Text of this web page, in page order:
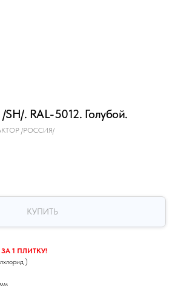
SH/. RAL-5012. Голубой.
/РОССИЯ/
КУПИТЬ
1 ПЛИТКУ!
)